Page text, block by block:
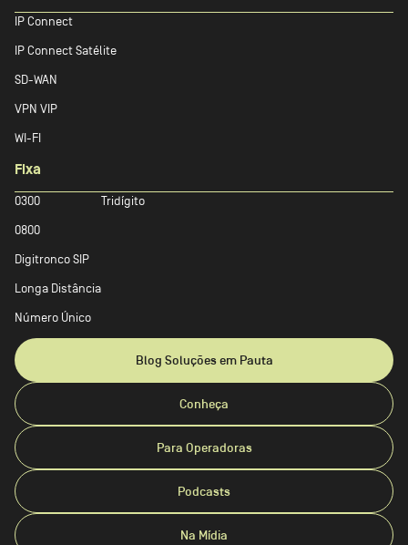
IP Connect
IP Connect Satélite
SD-WAN
VPN VIP
WI-FI
Fixa
0300
0800
Digitronco SIP
Longa Distância
Número Único
Tridígito
Blog Soluções em Pauta
Conheça
Para Operadoras
Podcasts
Na Mídia